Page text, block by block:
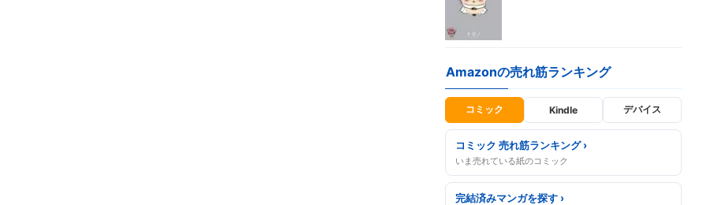
Amazonの売れ筋ランキング
コミック Kindle デバイス
コミック 売れ筋ランキング ›
いま売れている紙のコミック
完結済みマンガを探す ›